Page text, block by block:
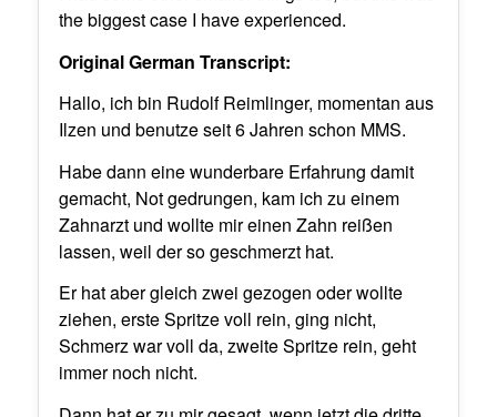
the biggest case I have experienced.
Original German Transcript:
Hallo, ich bin Rudolf Reimlinger, momentan aus
Ilzen und benutze seit 6 Jahren schon MMS.
Habe dann eine wunderbare Erfahrung damit
gemacht, Not gedrungen, kam ich zu einem
Zahnarzt und wollte mir einen Zahn reißen
lassen, weil der so geschmerzt hat.
Er hat aber gleich zwei gezogen oder wollte
ziehen, erste Spritze voll rein, ging nicht,
Schmerz war voll da, zweite Spritze rein, geht
immer noch nicht.